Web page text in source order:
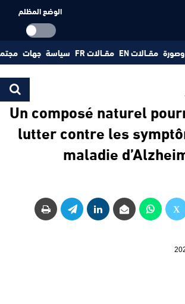
الوضع المظلم
مقــالات EN مقــالات FR سياسة جهات
Un composé naturel
lutter contre les
maladie